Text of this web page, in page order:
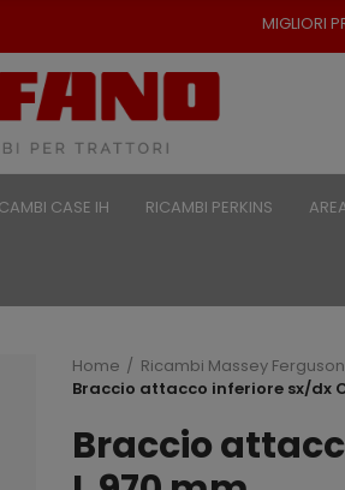
MIGLIORI PREZZI PER
CASE IH RICAMBI PERKINS
Home Ricambi Massey Ferguson
Braccio attacco inferiore sx/dx
Braccio